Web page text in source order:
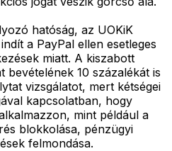
hatóság, az UOKiK
a PayPal ellen esetleges
miatt. A kiszabott
bevételének 10 százalékát is
vizsgálatot, mert kétségei
kapcsolatban, hogy
mint például a
blokkolása, pénzügyi
felmondása.